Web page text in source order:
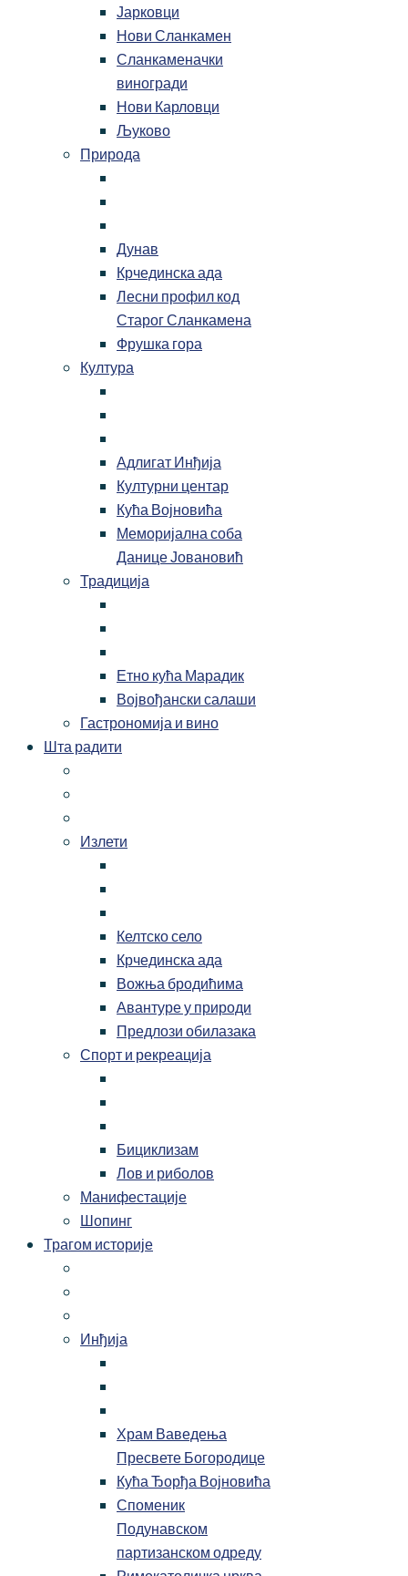
Јарковци
Нови Сланкамен
Сланкаменачки
виногради
Нови Карловци
Љуково
Природа
Дунав
Крчединска ада
Лесни профил код
Старог Сланкамена
Фрушка гора
Култура
Адлигат Инђија
Културни центар
Кућа Војновића
Меморијална соба
Данице Јовановић
Традиција
Етно кућа Марадик
Војвођански салаши
Гастрономија и вино
Шта радити
Излети
Келтско село
Крчединска ада
Вожња бродићима
Авантуре у природи
Предлози обилазака
Спорт и рекреација
Бициклизам
Лов и риболов
Манифестације
Шопинг
Трагом историје
Инђија
Храм Ваведења
Пресвете Богородице
Кућа Ђорђа Војновића
Споменик
Подунавском
партизанском одреду